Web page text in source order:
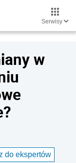
Serwisy
w
do ekspertów